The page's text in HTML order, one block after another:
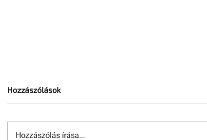
Hozzászólások
Hozzászólás írása...